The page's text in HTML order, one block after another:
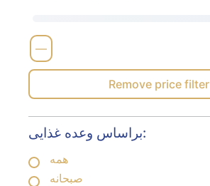
—
Remove price filter
براساس وعده غذایی:
همه
صبحانه